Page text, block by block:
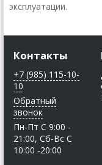
эксплуатации.
Контакты
+7 (985) 115-10-
10
Обратный
звонок
Пн-Пт C 9:00 -
21:00, Сб-Вс С
10:00 -20:00